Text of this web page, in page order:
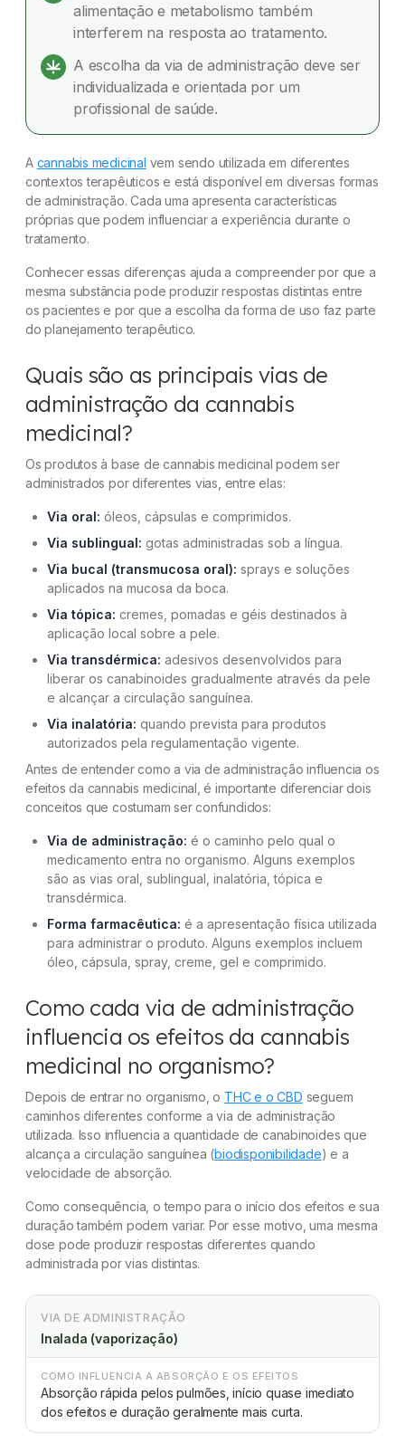
Como o organismo processa o THC e o CBD
após a administração?
Quanto tempo cada via de administração leva
para fazer efeito?
Quais fatores influenciam a absorção e os
efeitos da cannabis medicinal?
Existe uma via de administração da cannabis
medicinal melhor que as outras?
da cannabis medicinal?
Quais vias de administração da cannabis
medicinal são permitidas no Brasil?
Conclusão
Referência
Dúvidas frequentes
alimentação e metabolismo também
interferem na resposta ao tratamento.
A escolha da via de administração deve ser
individualizada e orientada por um
profissional de saúde.
A cannabis medicinal vem sendo utilizada em diferentes
contextos terapêuticos e está disponível em diversas formas
de administração. Cada uma apresenta características
próprias que podem influenciar a experiência durante o
tratamento.
Conhecer essas diferenças ajuda a compreender por que a
mesma substância pode produzir respostas distintas entre
os pacientes e por que a escolha da forma de uso faz parte
do planejamento terapêutico.
Quais são as principais vias de
administração da cannabis
medicinal?
Os produtos à base de cannabis medicinal podem ser
administrados por diferentes vias, entre elas:
Via oral: óleos, cápsulas e comprimidos.
Via sublingual: gotas administradas sob a língua.
Via bucal (transmucosa oral): sprays e soluções
aplicados na mucosa da boca.
Via tópica: cremes, pomadas e géis destinados à
aplicação local sobre a pele.
Via transdérmica: adesivos desenvolvidos para
liberar os canabinoides gradualmente através da pele
e alcançar a circulação sanguínea.
Via inalatória: quando prevista para produtos
autorizados pela regulamentação vigente.
Antes de entender como a via de administração influencia os
efeitos da cannabis medicinal, é importante diferenciar dois
conceitos que costumam ser confundidos:
Via de administração: é o caminho pelo qual o
medicamento entra no organismo. Alguns exemplos
são as vias oral, sublingual, inalatória, tópica e
transdérmica.
Forma farmacêutica: é a apresentação física utilizada
para administrar o produto. Alguns exemplos incluem
óleo, cápsula, spray, creme, gel e comprimido.
Como cada via de administração
influencia os efeitos da cannabis
medicinal no organismo?
Depois de entrar no organismo, o THC e o CBD seguem
caminhos diferentes conforme a via de administração
utilizada. Isso influencia a quantidade de canabinoides que
alcança a circulação sanguínea (biodisponibilidade) e a
velocidade de absorção.
Como consequência, o tempo para o início dos efeitos e sua
duração também podem variar. Por esse motivo, uma mesma
dose pode produzir respostas diferentes quando
administrada por vias distintas.
VIA DE ADMINISTRAÇÃO
Inalada (vaporização)
COMO INFLUENCIA A ABSORÇÃO E OS EFEITOS
Absorção rápida pelos pulmões, início quase imediato
dos efeitos e duração geralmente mais curta.